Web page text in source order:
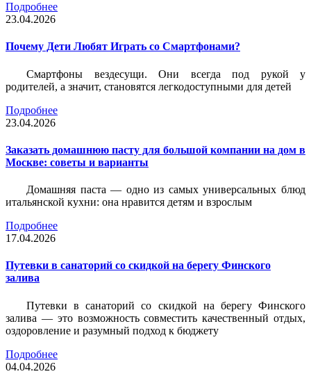
Подробнее
23.04.2026
Почему Дети Любят Играть со Смартфонами?
Смартфоны вездесущи. Они всегда под рукой у
родителей, а значит, становятся легкодоступными для детей
Подробнее
23.04.2026
Заказать домашнюю пасту для большой компании на дом в
Москве: советы и варианты
Домашняя паста — одно из самых универсальных блюд
итальянской кухни: она нравится детям и взрослым
Подробнее
17.04.2026
Путевки в санаторий со скидкой на берегу Финского
залива
Путевки в санаторий со скидкой на берегу Финского
залива — это возможность совместить качественный отдых,
оздоровление и разумный подход к бюджету
Подробнее
04.04.2026